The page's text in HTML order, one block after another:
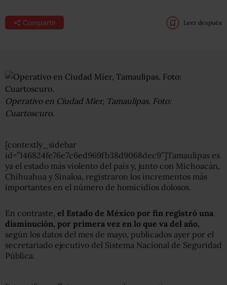
Compartir Leer después
Operativo en Ciudad Mier, Tamaulipas. Foto:
Cuartoscuro.
[contextly_sidebar
id=”146824fe76e7c6ed969fb38d9068dec9″]Tamaulipas es
ya el estado más violento del país y, junto con Michoacán,
Chihuahua y Sinaloa, registraron los incrementos más
importantes en el número de homicidios dolosos.
En contraste, el Estado de México por fin registró una
disminución, por primera vez en lo que va del año,
según los datos del mes de mayo, publicados ayer por el
secretariado ejecutivo del Sistema Nacional de Seguridad
Pública.